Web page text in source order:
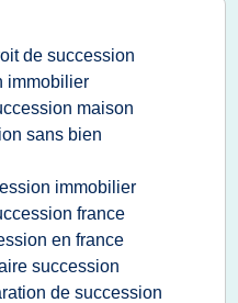
de succession
immobilier
maison
sans bien
immobilier
france
en france
succession
de succession